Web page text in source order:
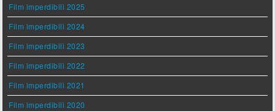
Film imperdibili 2025
Film imperdibili 2024
Film imperdibili 2023
Film imperdibili 2022
Film imperdibili 2021
Film imperdibili 2020